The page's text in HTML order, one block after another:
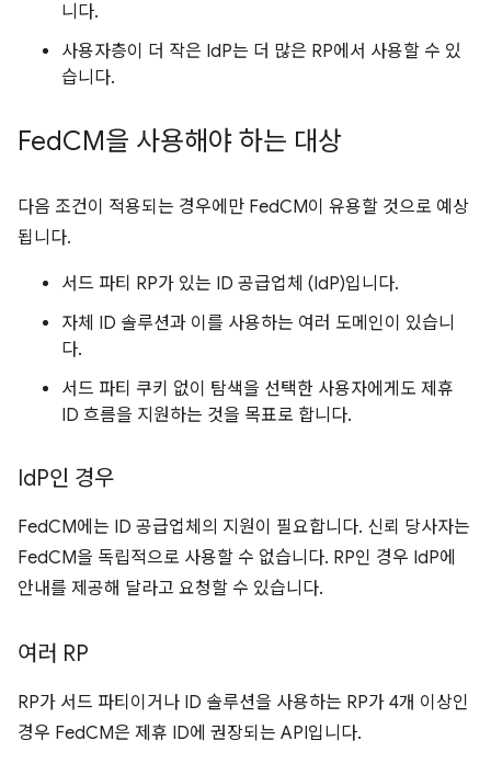
니다.
사용자층이 더 작은 IdP는 더 많은 RP에서 사용할 수 있
습니다.
FedCM을 사용해야 하는 대상
다음 조건이 적용되는 경우에만 FedCM이 유용할 것으로 예상
됩니다.
서드 파티 RP가 있는 ID 공급업체 (IdP)입니다.
자체 ID 솔루션과 이를 사용하는 여러 도메인이 있습니
다.
서드 파티 쿠키 없이 탐색을 선택한 사용자에게도 제휴
ID 흐름을 지원하는 것을 목표로 합니다.
IdP인 경우
FedCM에는 ID 공급업체의 지원이 필요합니다. 신뢰 당사자는
FedCM을 독립적으로 사용할 수 없습니다. RP인 경우 IdP에
안내를 제공해 달라고 요청할 수 있습니다.
여러 RP
RP가 서드 파티이거나 ID 솔루션을 사용하는 RP가 4개 이상인
경우 FedCM은 제휴 ID에 권장되는 API입니다.